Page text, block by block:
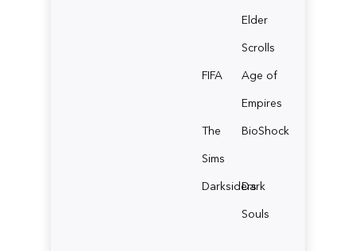
Elder
Scrolls
FIFA
Age of
Empires
The
Sims
BioShock
Darksiders
Dark
Souls